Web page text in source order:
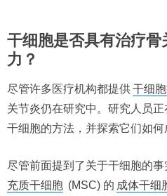
干细胞是否具有治疗
力？
尽管许多医疗机构都提供干细
关节炎仍在研究中。研究人员
干细胞的方法，并探索它们如何
尽管前面提到了关于干细胞的
充质干细胞 (MSC) 的 成体干细